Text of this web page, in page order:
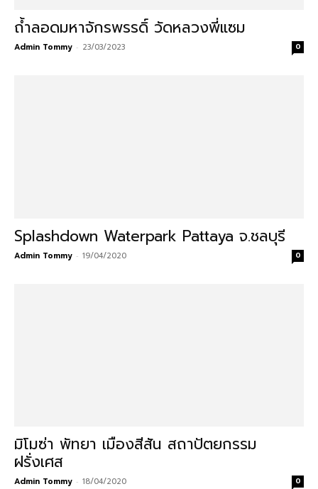
ถ้ำลอดมหาจักรพรรดิ์ วัดหลวงพี่แซม
Admin Tommy - 23/03/2023 0
Splashdown Waterpark Pattaya จ.ชลบุรี
Admin Tommy - 19/04/2020 0
มิโมซ่า พัทยา เมืองสีสัน สถาปัตยกรรม
ฝรั่งเศส
Admin Tommy - 18/04/2020 0